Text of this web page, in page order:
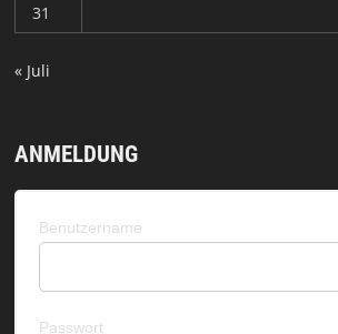
31
« Juli
ANMELDUNG
Benutzername
Passwort